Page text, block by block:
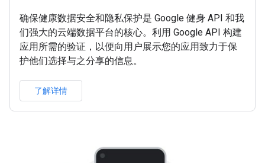
确保健康数据安全和隐私保护是 Google 健身 API 和我
们强大的云端数据平台的核心。利用 Google API 构建
应用所需的验证，以便向用户展示您的应用致力于保
护他们选择与之分享的信息。
了解详情